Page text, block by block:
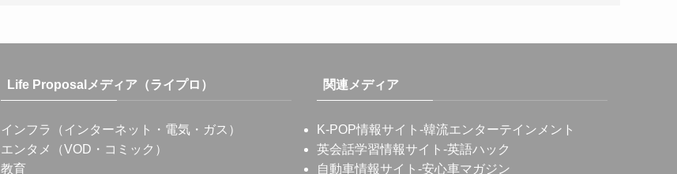
Life Proposalメディア（ライプロ）
インフラ（インターネット・電気・ガス）
エンタメ（VOD・コミック）
教育
関連メディア
K-POP情報サイト -韓流エンターテインメント
英会話学習情報サイト -英語ハック
自動車情報サイト -安心車マガジン